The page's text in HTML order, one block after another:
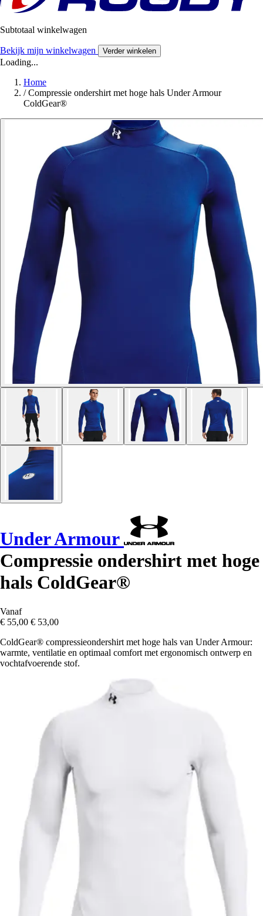
Subtotaal winkelwagen
Bekijk mijn winkelwagen Verder winkelen
Loading...
Home
/ Compressie ondershirt met hoge hals Under Armour
ColdGear®
Under Armour
Compressie ondershirt met hoge
hals ColdGear®
Vanaf
€ 55,00 € 53,00
ColdGear® compressieondershirt met hoge hals van Under Armour:
warmte, ventilatie en optimaal comfort met ergonomisch ontwerp en
vochtafvoerende stof.